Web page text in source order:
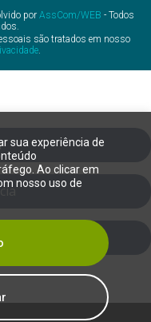
sua experiência de
Ao clicar em
nosso uso de
por AssCom/WEB - Todos
são tratados em nosso
.